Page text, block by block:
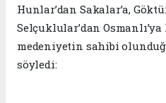
Hunlar’dan Sakalar’a,
Selçuklular’dan
medeniyetin sahibi
söyledi: